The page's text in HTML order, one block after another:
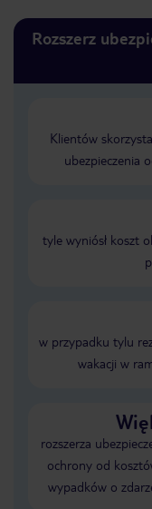
Rozszerz
Klientów
ubezpieczenia
tyle wyniósł koszt
w przypadku tylu
wakacji w
rozszerza
ochrony od
wypadków o